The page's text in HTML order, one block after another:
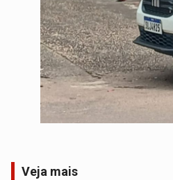
Veja mais